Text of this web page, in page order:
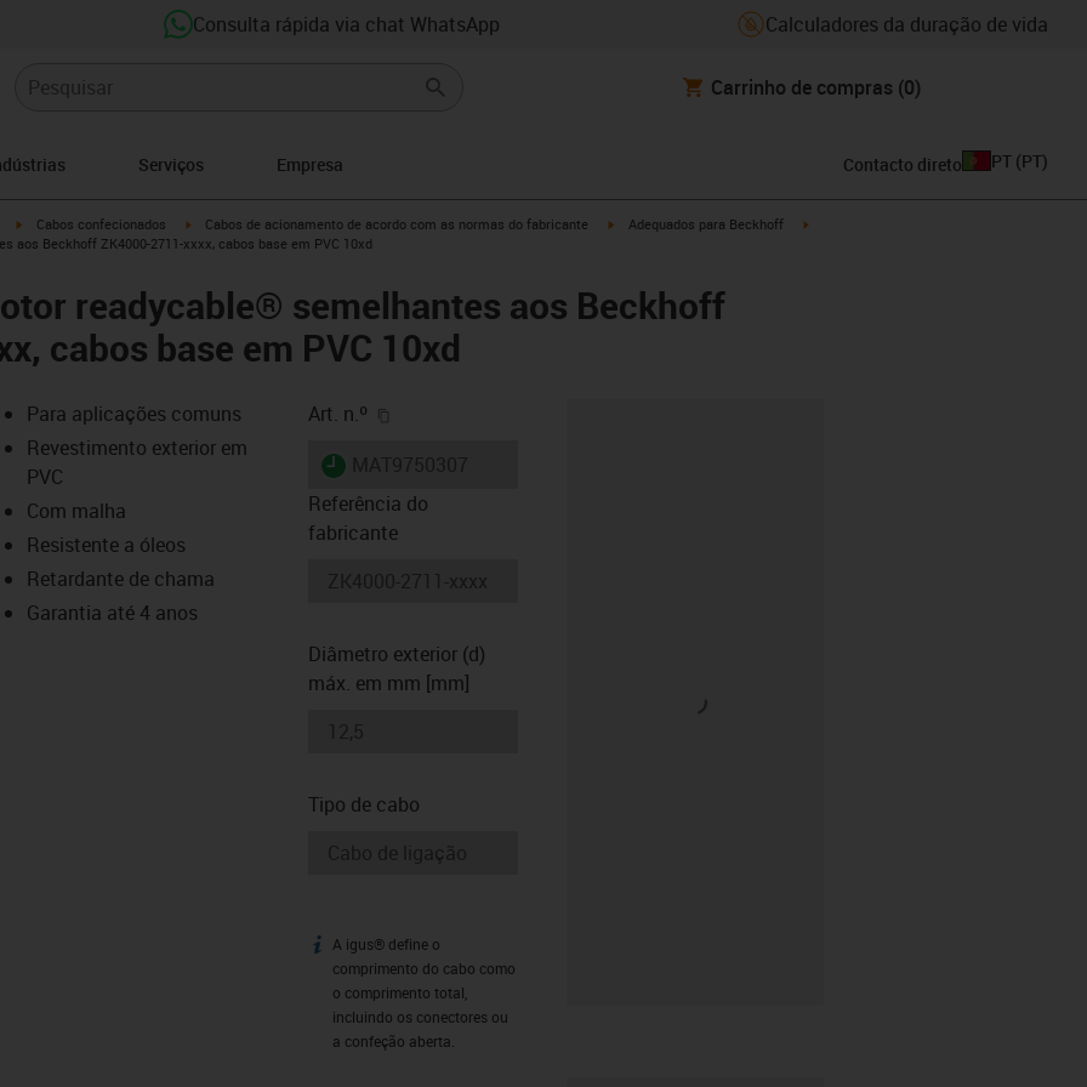
Consulta rápida via chat WhatsApp Calculadores da duração de vida
Carrinho de compras (0)
Serviços Empresa Contacto direto PT (PT)
igus-icon-arrow-right
Cabos confecionados igus-icon-arrow-right
Cabos de acionamento de acordo com as normas do fabricante igus-icon-arrow-right
Adequados para Beckhoff
aos Beckhoff ZK4000-2711-xxxx, cabos base em PVC 10xd
readycable® semelhantes aos Beckhoff
cabos base em PVC 10xd
lupe
lupe
Para aplicações comuns
Revestimento exterior em
PVC
Com malha
Resistente a óleos
Retardante de chama
Garantia até 4 anos
Art. n.º
igus-icon-lieferzeit
Referência do
fabricante
Diâmetro exterior (d)
máx. em mm [mm]
Tipo de cabo
igus-icon-info
A igus® define o
comprimento do cabo como
o comprimento total,
incluindo os conectores ou
a confeção aberta.